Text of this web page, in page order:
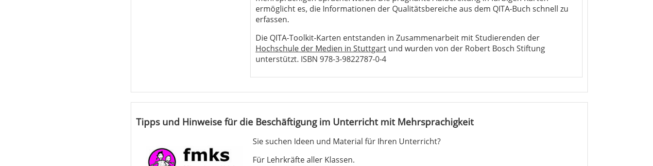
ermöglicht es, die Informationen der Qualitätsbereiche aus dem QITA-Buch schnell zu
erfassen.
Die QITA-Toolkit-Karten entstanden in Zusammenarbeit mit Studierenden der
Hochschule der Medien in Stuttgartund wurden von der Robert Bosch Stiftung
unterstützt. ISBN 978-3-9822787-0-4
Tipps und Hinweise für die Beschäftigung im Unterricht mit Mehrsprachigkeit
Sie suchen Ideen und Material für Ihren Unterricht?
Für Lehrkräfte aller Klassen.